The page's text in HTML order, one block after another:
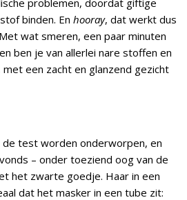
binden. En hooray, dat werkt dus
wat smeren, een paar minuten
ben je van allerlei nare stoffen en
een zacht en glanzend gezicht
de test worden onderworpen, en
– onder toeziend oog van de
het zwarte goedje. Haar in een
dat het masker in een tube zit: